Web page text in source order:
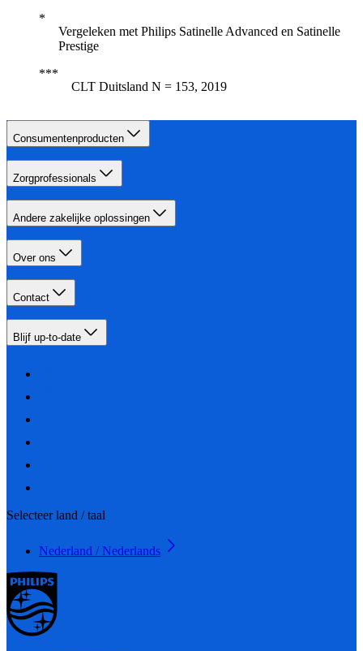
Vergeleken met Philips Satinelle Advanced en Satinelle
Prestige
CLT Duitsland N = 153, 2019
Consumentenproducten
Zorgprofessionals
Andere zakelijke oplossingen
Over ons
Contact
Blijf up-to-date
Selecteer land / taal
Nederland / Nederlands